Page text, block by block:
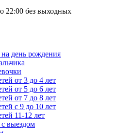
22:00 без выходных
день рождения
от 3 до 4 лет
от 5 до 6 лет
от 7 до 8 лет
с 9 до 10 лет
11-12 лет
выездом